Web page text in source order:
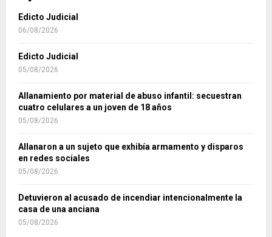
Edicto Judicial
06/08/2026
Edicto Judicial
05/08/2026
Allanamiento por material de abuso infantil: secuestran
cuatro celulares a un joven de 18 años
05/08/2026
Allanaron a un sujeto que exhibía armamento y disparos
en redes sociales
05/08/2026
Detuvieron al acusado de incendiar intencionalmente la
casa de una anciana
05/08/2026